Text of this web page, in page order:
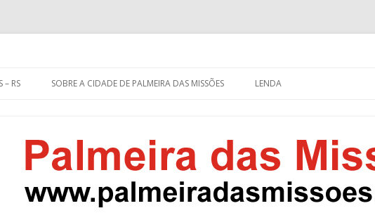
para
– RS SOBRE A CIDADE DE PALMEIRA DAS MISSÕES LENDA